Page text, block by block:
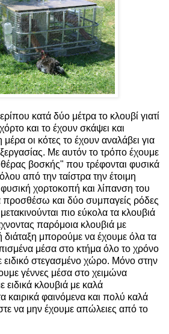
κατά δύο μέτρα το κλουβί γιατί
και το έχουν σκάψει και
οι κότες το έχουν αναλάβει για
Με αυτόν το τρόπο έχουμε
βοσκής" που τρέφονται φυσικά
από την ταίστρα την έτοιμη
χορτοκοπή και λίπανση του
προσθέσω και δύο συμπαγείς ρόδες
πιο εύκολα τα κλουβιά
παρόμοια κλουβιά με
διάταξη μπορούμε να έχουμε όλα τα
μέσα στο κτήμα όλο το χρόνο
ειδικό στεγασμένο χώρο. Μόνο στην
γέννες μέσα στο χειμώνα
ειδικά κλουβιά με καλά
καιρικά φαινόμενα και πολύ καλά
να μην έχουμε απώλειες από το